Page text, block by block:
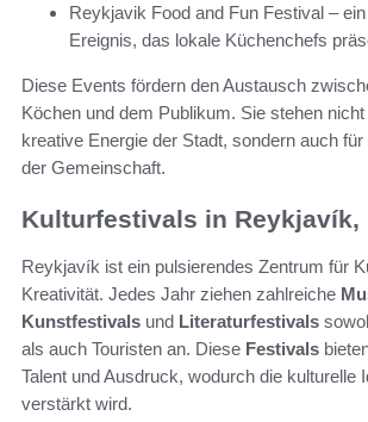
Reykjavik Food and Fun Festival –
Ereignis, das lokale Küchenchefs
Diese Events fördern den Austausch
Köchen und dem Publikum. Sie stehen
kreative Energie der Stadt, sondern auch für
der Gemeinschaft.
Kulturfestivals in Reykjavík,
Reykjavík ist ein pulsierendes Zentrum für
Kreativität. Jedes Jahr ziehen zahlreiche
Kunstfestivals und Literaturfestivals
als auch Touristen an. Diese Festivals
Talent und Ausdruck, wodurch die kulturelle
verstärkt wird.